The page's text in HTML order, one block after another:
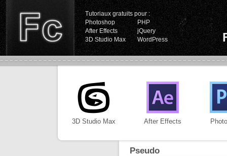
Tutoriaux gratuits pour :
Photoshop
PHP
After Effects
jQuery
3D Studio Max
WordPress
3D Studio Max After Effects
Pseudo